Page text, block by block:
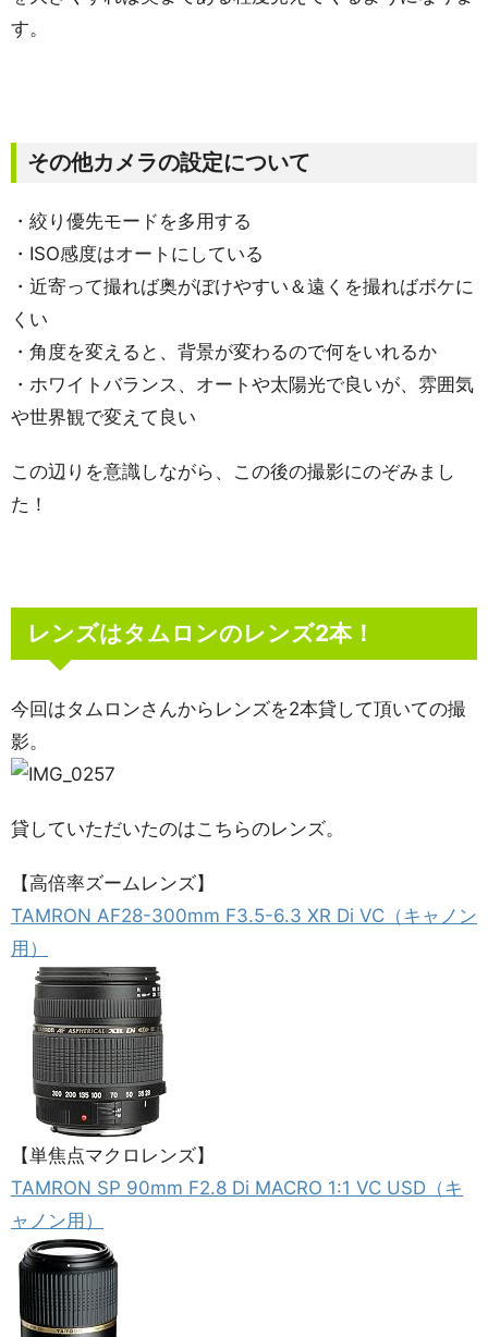
す。
その他カメラの設定について
・絞り優先モードを多用する
・ISO感度はオートにしている
・近寄って撮れば奥がぼけやすい＆遠くを撮ればボケに
くい
・角度を変えると、背景が変わるので何をいれるか
・ホワイトバランス、オートや太陽光で良いが、雰囲気
や世界観で変えて良い
この辺りを意識しながら、この後の撮影にのぞみまし
た！
レンズはタムロンのレンズ2本！
今回はタムロンさんからレンズを2本貸して頂いての撮
影。
貸していただいたのはこちらのレンズ。
【高倍率ズームレンズ】
TAMRON AF28-300mm F3.5-6.3 XR Di VC（キャノン
用）
【単焦点マクロレンズ】
TAMRON SP 90mm F2.8 Di MACRO 1:1 VC USD（キ
ャノン用）